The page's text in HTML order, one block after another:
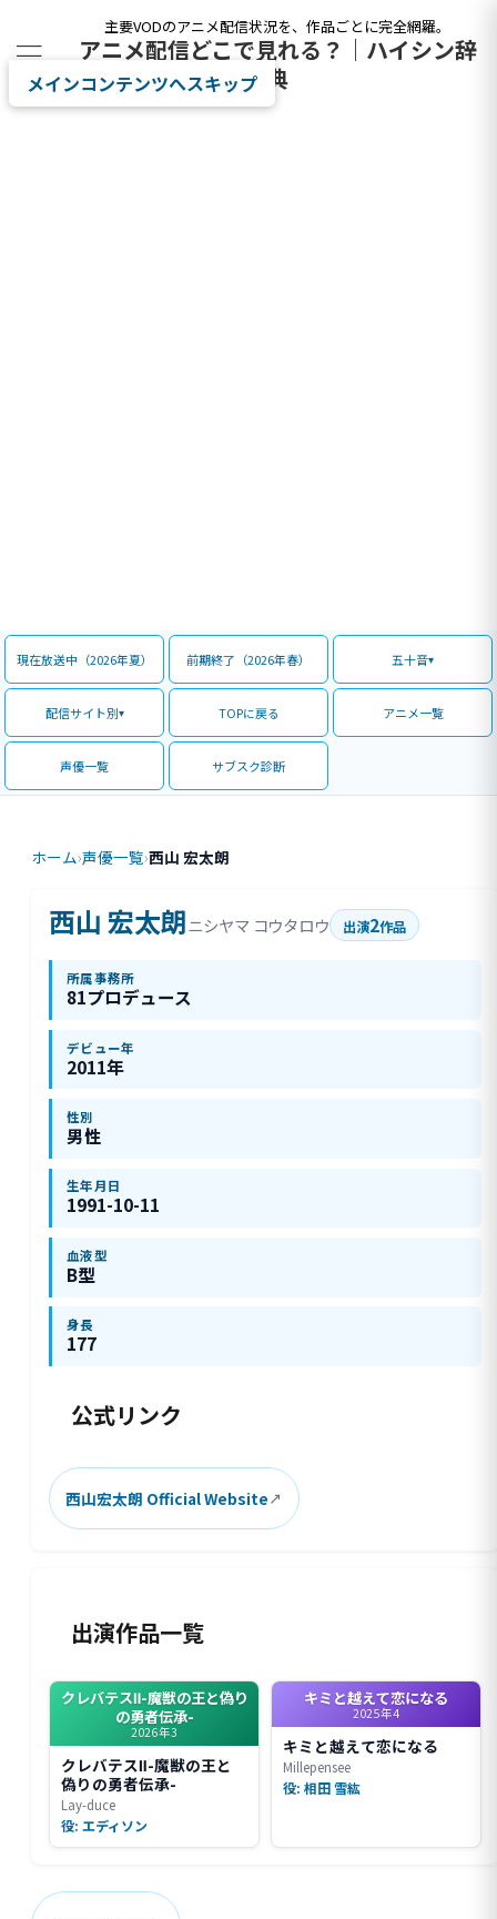
主要VODのアニメ配信状況を、作品ごとに完全網羅。
アニメ配信どこで見れる？｜ハイシン辞
典
メインコンテンツへスキップ
現在放送中（2026年夏） 前期終了（2026年春） 五十音
配信サイト別 TOPに戻る アニメ一覧
声優一覧 サブスク診断
ホーム›声優一覧›西山 宏太朗
西山 宏太朗ニシヤマ コウタロウ 出演2作品
所属事務所
81プロデュース
デビュー年
2011年
性別
男性
生年月日
1991-10-11
血液型
B型
身長
177
公式リンク
西山宏太朗 Official Website
出演作品一覧
クレバテスⅡ-魔獣の王と偽り
の勇者伝承-
2026年3
クレバテスⅡ-魔獣の王と
偽りの勇者伝承-
Lay-duce
役: エディソン
キミと越えて恋になる
2025年4
キミと越えて恋になる
Millepensee
役: 相田 雪紘